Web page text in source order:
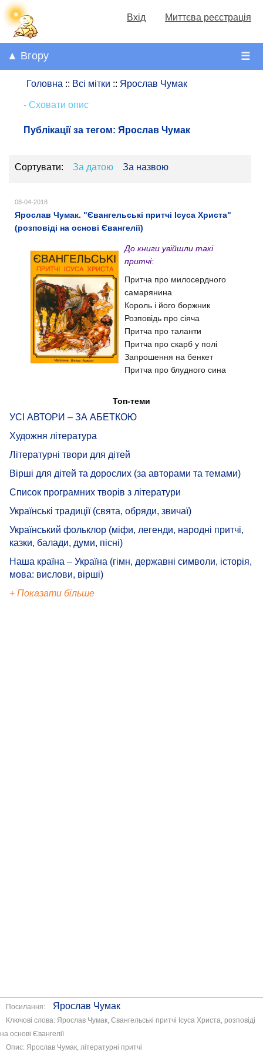
Вхід Миттєва реєстрація
☰
▲ Вгору
Головна :: Всі мітки :: Ярослав Чумак
- Сховати опис
Публікації за тегом: Ярослав Чумак
Сортувати: За датою За назвою
08-04-2018
Ярослав Чумак. "Євангельські притчі Ісуса Христа"
(розповіді на основі Євангелії)
До книги увійшли такі
притчі:
Притча про милосердного
самарянина
Король і його боржник
Розповідь про сіяча
Притча про таланти
Притча про скарб у полі
Запрошення на бенкет
Притча про блудного сина
Топ-теми
УСІ АВТОРИ – ЗА АБЕТКОЮ
Художня література
Літературні твори для дітей
Вірші для дітей та дорослих (за авторами та темами)
Список програмних творів з літератури
Українські традиції (свята, обряди, звичаї)
Український фольклор (міфи, легенди, народні притчі,
казки, балади, думи, пісні)
Наша країна – Україна (гімн, державні символи, історія,
мова: вислови, вірші)
+ Показати більше
Посилання: Ярослав Чумак
Ключові слова: Ярослав Чумак, Євангельські притчі Ісуса Христа, розповіді
на основі Євангелії
Опис: Ярослав Чумак, літературні притчі